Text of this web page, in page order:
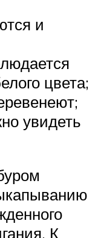
и
цвета;
увидеть
К